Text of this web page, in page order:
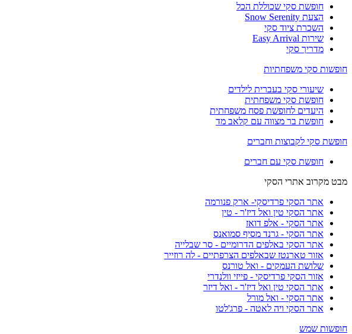
חופשת סקי שכוללת הכל
הצעת Snow Serenity
השכרת ציוד סקי
שירות Easy Arrival
מדריך סקי
חופשות סקי משפחתיות
שיעורי סקי בעברית לילדים
חופשת סקי משפחתית
היעדים לחופשת פסח משפחתית
חופשת בר מצווה עם קלאב מד
חופשת סקי לקבוצות וחברים
חופשת סקי עם חברים
מבט מקרוב אתרי הסקי
אתר הסקי פרדיסקי- ארק פנורמה
אתר הסקי טין ואל דיז'ר - טין
אתר הסקי - אלפ דואז
אתר הסקי - גרנד מסיף סמואנס
אתר הסקי באלפים הדרומיים - סר שבלייה
אזור טארנטז שבאלפים הצרפתיים - לה רוזייר
שלושת העמקים - ואל טורנס
אזור הסקי פרדיסקי - פייזי וולנדרי
אתר הסקי טין ואל דיז'ר - ואל דיזר
אתר הסקי - ואל מורל
אתר הסקי ויה לאטה - פרג'לטו
חופשות שמש